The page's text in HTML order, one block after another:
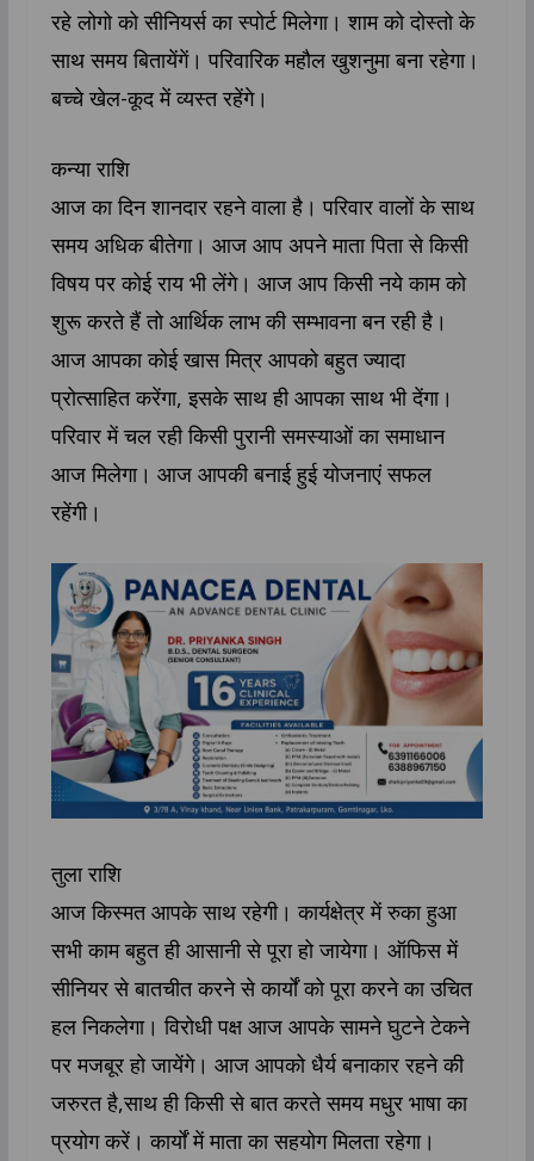
रहे लोगो को सीनियर्स का स्पोर्ट मिलेगा। शाम को दोस्तो के
साथ समय बितायेंगें। परिवारिक महौल खुशनुमा बना रहेगा।
बच्चे खेल-कूद में व्यस्त रहेंगे।
कन्या राशि
आज का दिन शानदार रहने वाला है। परिवार वालों के साथ
समय अधिक बीतेगा। आज आप अपने माता पिता से किसी
विषय पर कोई राय भी लेंगे। आज आप किसी नये काम को
शुरू करते हैं तो आर्थिक लाभ की सम्भावना बन रही है।
आज आपका कोई खास मित्र आपको बहुत ज्यादा
प्रोत्साहित करेंगा, इसके साथ ही आपका साथ भी देंगा।
परिवार में चल रही किसी पुरानी समस्याओं का समाधान
आज मिलेगा। आज आपकी बनाई हुई योजनाएं सफल
रहेंगी।
तुला राशि
आज किस्मत आपके साथ रहेगी। कार्यक्षेत्र में रुका हुआ
सभी काम बहुत ही आसानी से पूरा हो जायेगा। ऑफिस में
सीनियर से बातचीत करने से कार्यों को पूरा करने का उचित
हल निकलेगा। विरोधी पक्ष आज आपके सामने घुटने टेकने
पर मजबूर हो जायेंगे। आज आपको धैर्य बनाकार रहने की
जरुरत है,साथ ही किसी से बात करते समय मधुर भाषा का
प्रयोग करें। कार्यों में माता का सहयोग मिलता रहेगा।